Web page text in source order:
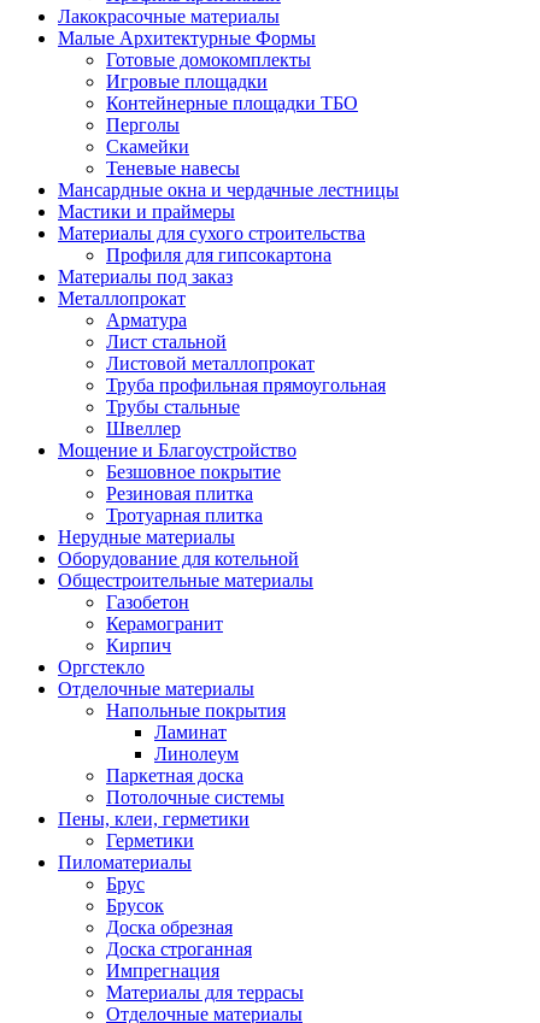
Лакокрасочные материалы
Малые Архитектурные Формы
Готовые домокомплекты
Игровые площадки
Контейнерные площадки ТБО
Перголы
Скамейки
Теневые навесы
Мансардные окна и чердачные лестницы
Мастики и праймеры
Материалы для сухого строительства
Профиля для гипсокартона
Материалы под заказ
Металлопрокат
Арматура
Лист стальной
Листовой металлопрокат
Труба профильная прямоугольная
Трубы стальные
Швеллер
Мощение и Благоустройство
Безшовное покрытие
Резиновая плитка
Тротуарная плитка
Нерудные материалы
Оборудование для котельной
Общестроительные материалы
Газобетон
Керамогранит
Кирпич
Оргстекло
Отделочные материалы
Напольные покрытия
Ламинат
Линолеум
Паркетная доска
Потолочные системы
Пены, клеи, герметики
Герметики
Пиломатериалы
Брус
Брусок
Доска обрезная
Доска строганная
Импрегнация
Материалы для террасы
Отделочные материалы